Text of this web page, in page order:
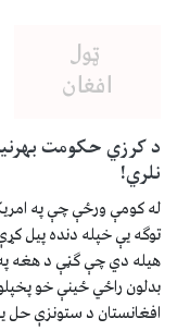
د کرزي حکومت
نلري!
له کومې ورځې چې په
توګه يې خپله دنده پيل
هيله دي چې ګڼې د هغه په
بدلون راځي ځينې خو
افغانستان د ستونزې حل